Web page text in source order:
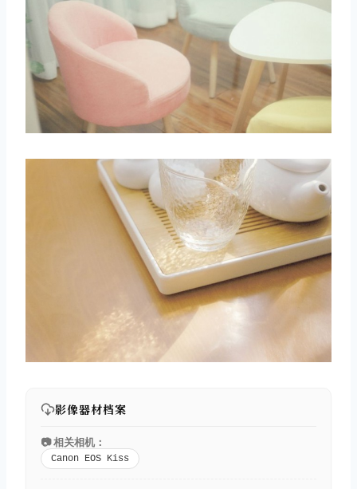
影像器材档案
📷 相关相机：
Canon EOS Kiss